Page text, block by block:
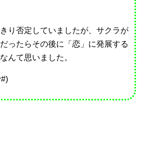
り否定していましたが、サクラが
ったらその後に「恋」に発展する
んて思いました。